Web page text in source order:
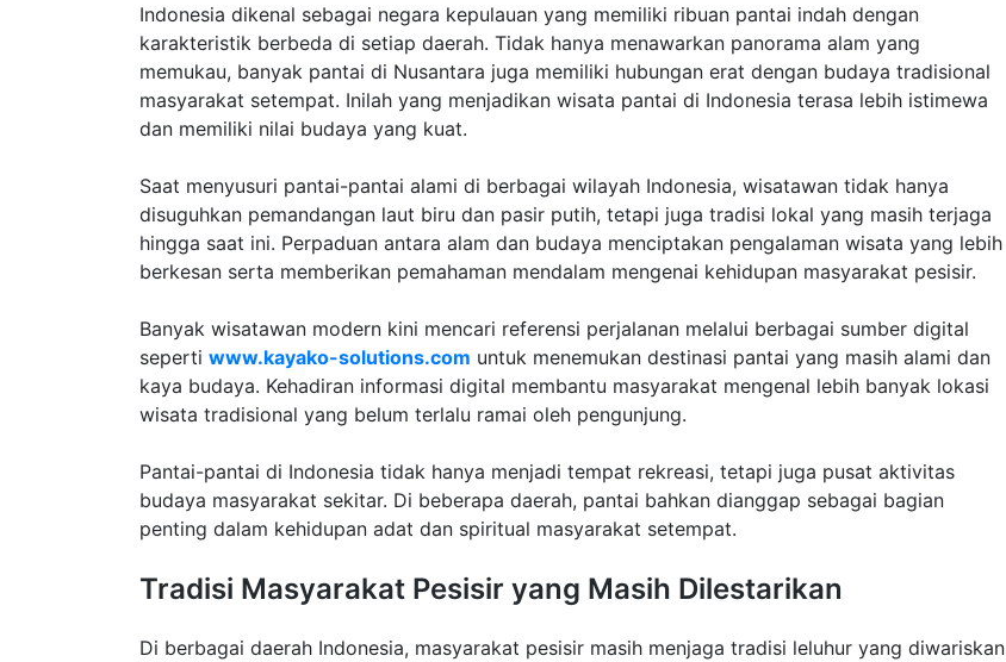
Indonesia dikenal sebagai negara kepulauan yang memiliki ribuan pantai indah dengan
karakteristik berbeda di setiap daerah. Tidak hanya menawarkan panorama alam yang
memukau, banyak pantai di Nusantara juga memiliki hubungan erat dengan budaya tradisional
masyarakat setempat. Inilah yang menjadikan wisata pantai di Indonesia terasa lebih istimewa
dan memiliki nilai budaya yang kuat.
Saat menyusuri pantai-pantai alami di berbagai wilayah Indonesia, wisatawan tidak hanya
disuguhkan pemandangan laut biru dan pasir putih, tetapi juga tradisi lokal yang masih terjaga
hingga saat ini. Perpaduan antara alam dan budaya menciptakan pengalaman wisata yang lebih
berkesan serta memberikan pemahaman mendalam mengenai kehidupan masyarakat pesisir.
Banyak wisatawan modern kini mencari referensi perjalanan melalui berbagai sumber digital
seperti www.kayako-solutions.com untuk menemukan destinasi pantai yang masih alami dan
kaya budaya. Kehadiran informasi digital membantu masyarakat mengenal lebih banyak lokasi
wisata tradisional yang belum terlalu ramai oleh pengunjung.
Pantai-pantai di Indonesia tidak hanya menjadi tempat rekreasi, tetapi juga pusat aktivitas
budaya masyarakat sekitar. Di beberapa daerah, pantai bahkan dianggap sebagai bagian
penting dalam kehidupan adat dan spiritual masyarakat setempat.
Tradisi Masyarakat Pesisir yang Masih Dilestarikan
Di berbagai daerah Indonesia, masyarakat pesisir masih menjaga tradisi leluhur yang diwariskan